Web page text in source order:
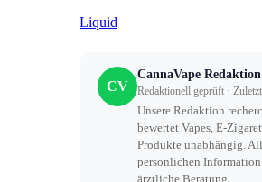
Liquid
CV
CannaVape Redaktion
Redaktionell geprüft ·
Unsere Redaktion
bewertet Vapes, E-
Produkte unabhängig.
persönlichen